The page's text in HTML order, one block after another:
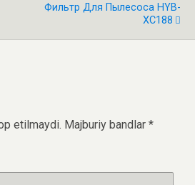
Фильтр Для Пылесоса HYB-
XC188
etilmaydi. Majburiy bandlar *